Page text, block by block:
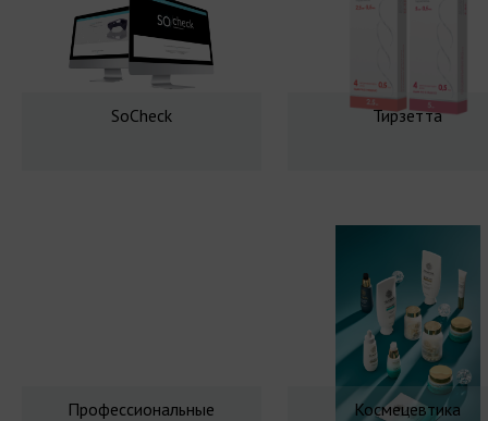
SoCheck Тирзетта
Профессиональные
Космецевтика